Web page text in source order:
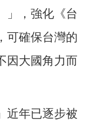
」，強化《台
可確保台灣的
因大國角力而
近年已逐步被